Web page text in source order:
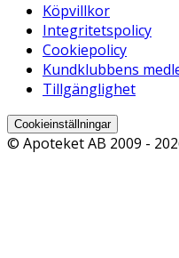
Köpvillkor
Integritetspolicy
Cookiepolicy
Kundklubbens
Tillgänglighet
Cookieinställningar
© Apoteket AB 2009 -